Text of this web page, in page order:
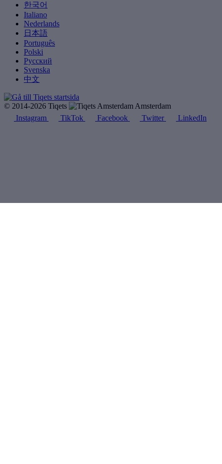
한국어
Italiano
Nederlands
日本語
Português
Polski
Русский
Svenska
中文
© 2014-2026 Tiqets
Amsterdam
Instagram
TikTok Facebook Twitter LinkedIn